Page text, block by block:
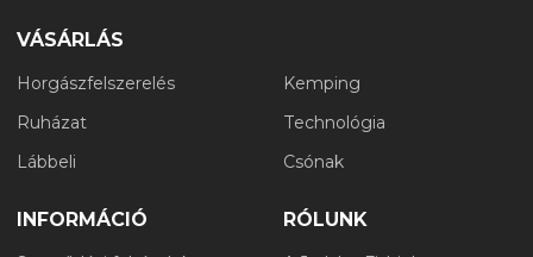
VÁSÁRLÁS
Horgászfelszerelés
Ruházat
Lábbeli
Kemping
Technológia
Csónak
INFORMÁCIÓ RÓLUNK